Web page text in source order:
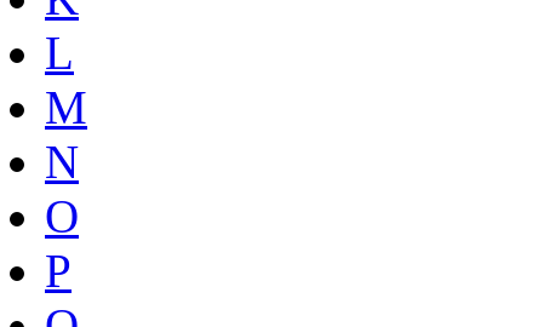
L
M
N
O
P